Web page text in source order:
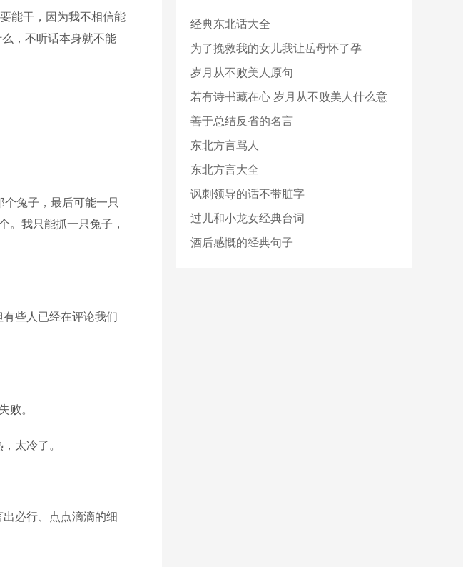
能干，因为我不相信能
，不听话本身就不能
兔子，最后可能一只
。我只能抓一只兔子，
些人已经在评论我们
败。
太冷了。
必行、点点滴滴的细
经典东北话大全
为了挽救我的女儿我让岳母怀了孕
岁月从不败美人原句
若有诗书藏在心 岁月从不败美人什么意
思
善于总结反省的名言
东北方言骂人
东北方言大全
讽刺领导的话不带脏字
过儿和小龙女经典台词
酒后感慨的经典句子